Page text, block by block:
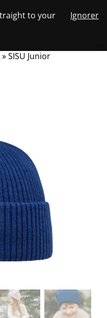
to your
Ignorer
View
CART
»SISU Junior